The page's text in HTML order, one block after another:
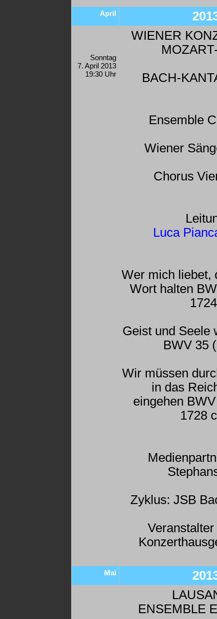
April
Sonntag
7. April 2013
19:30 Uhr
WIENER
BACH-
Ensemble
Wiener
Chorus
Luca
Wer mich liebet,
Wort halten
Geist und Seele
BWV 35
Wir müssen
in das
eingehen
1728
Zyklus: JSB
Mai
ENSEMBLE